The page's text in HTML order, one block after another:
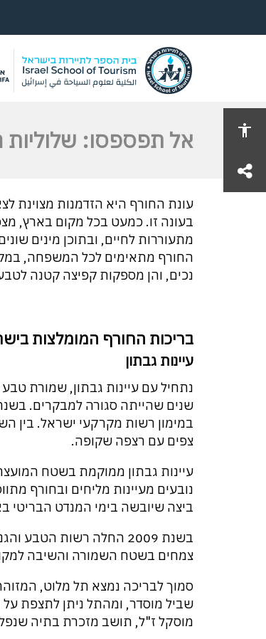
share
אל תפספסו: שלוליות
עונת החורף היא הזדמנות מצוינת
בעונה זו. כמעט בכל מקום בארץ,
מתעוררות לחיים, ובתוכן מינים
החורף מתאימים לכל המשפחה,
נכים, והן מספקות קפיצה קטנה
בריכות החורף המומלצות
עיינות גבתון
נתחיל עם עיינות גבתון, שמורת
שנים שהייתה סגורה למבקרים.
במימון רשות מקרקעי ישראל.
צפים עם רצפה שקופה.
עיינות גבתון ממוקמת בשטח
נובעים מעיינות מליחים ובחורף
ביצה שיובשה בימי המנדט הבריטי
בשנת 2009 החלה רשות
צמחים בשטח השמורה והשיבה
סמוך לבריכה נמצא תל מלוט,
שביל מוסדר, ומהתל ניתן לתצפת
מוסקל ז"ל, תושב מזכרת בתיה